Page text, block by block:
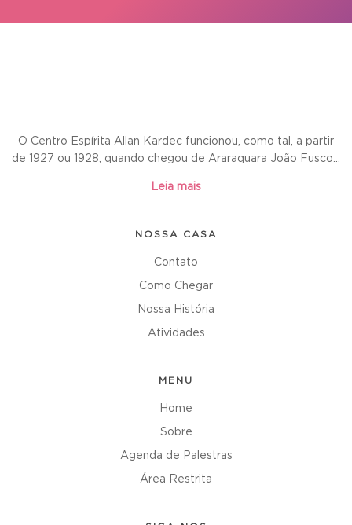
O Centro Espírita Allan Kardec funcionou, como tal, a partir
de 1927 ou 1928, quando chegou de Araraquara João Fusco...
Leia mais
NOSSA CASA
Contato
Como Chegar
Nossa História
Atividades
MENU
Home
Sobre
Agenda de Palestras
Área Restrita